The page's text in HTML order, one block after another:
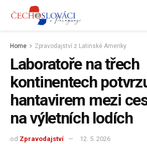
Home Zpravodajství z Latinské Ameriky
Laboratoře na třech
kontinentech
hantavirem mezi
na výletních lodích
od Zpravodajství 12. 5. 2026